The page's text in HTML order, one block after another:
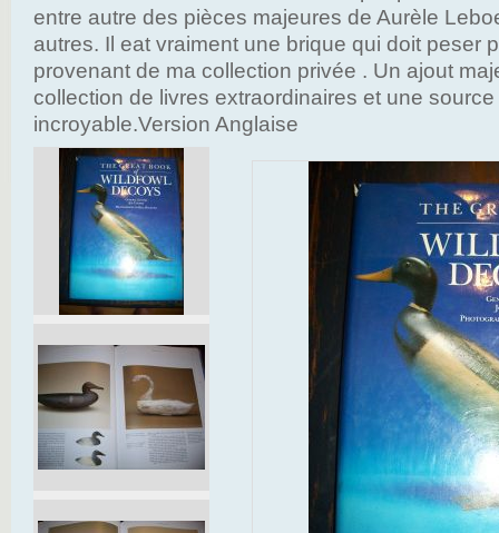
entre autre des pièces majeures de Aurèle
autres. Il eat vraiment une brique qui doit peser
provenant de ma collection privée . Un ajout
collection de livres extraordinaires et une
incroyable.Version Anglaise